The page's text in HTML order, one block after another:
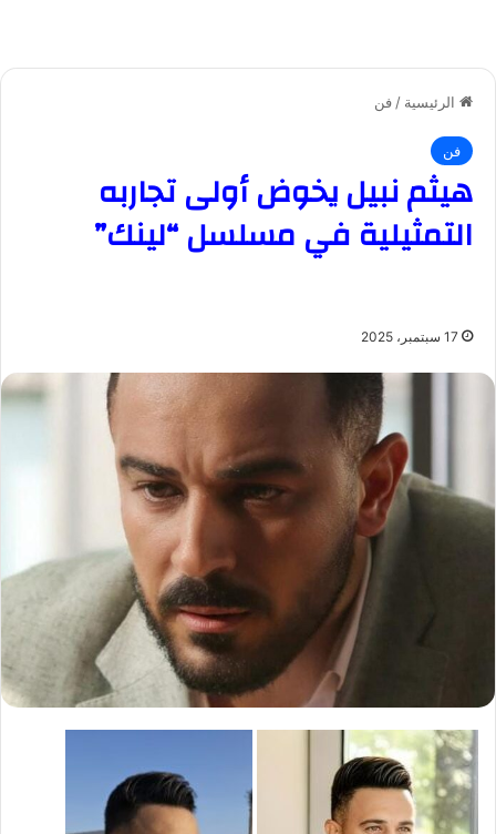
الرئيسية / فن
فن
هيثم نبيل يخوض أولى تجاربه
التمثيلية في مسلسل “لينك”
17 سبتمبر، 2025